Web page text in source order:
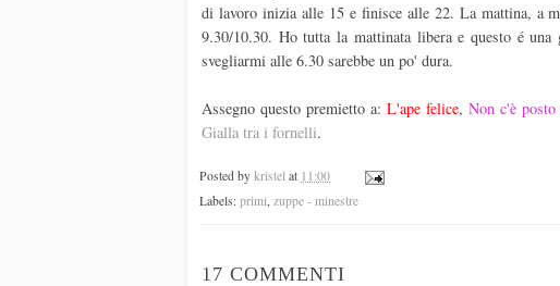
di lavoro inizia alle 15 e finisce alle 22. La mattina, a
9.30/10.30. Ho tutta la mattinata libera e questo é
svegliarmi alle 6.30 sarebbe un po' dura.
Assegno questo premietto a: L'ape felice, Non c'è posto
Gialla tra i fornelli.
Posted by kristel at 11:00
Labels: primi zuppe - minestre
17 COMMENTI